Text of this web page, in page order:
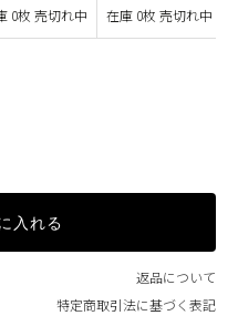
OUT
庫 0枚 売切れ中
0枚 売切れ中 在庫 0枚 売切れ中
入れる
返品について
特定商取引法に基づく表記